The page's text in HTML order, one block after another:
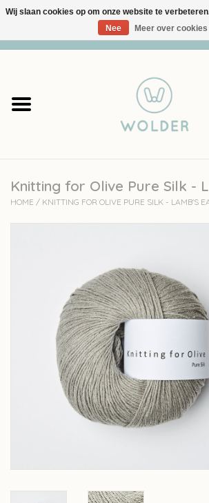
Garens
Accessoires
Over wolder
Knitting for Olive Pure Silk -
HOME / KNITTING FOR OLIVE PURE SILK - LAMB'S
Wij slaan cookies op om onze website te
Nee
Meer over cookies